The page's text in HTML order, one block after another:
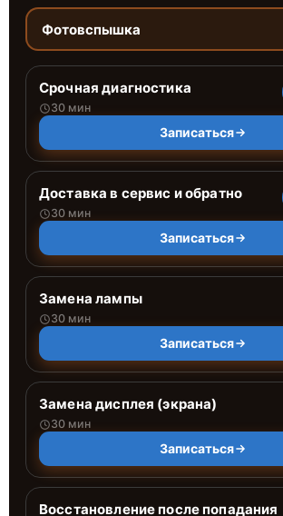
Фотовспышка
Срочная диагностика
30 мин
Записаться
Доставка в сервис и обратно
30 мин
Записаться
Замена лампы
30 мин
Записаться
Замена дисплея (экрана)
30 мин
Записаться
Восстановление после попадания